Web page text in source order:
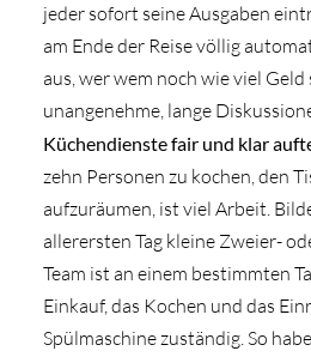
jeder sofort seine Ausgaben
am Ende der Reise völlig
aus, wer wem noch wie viel
unangenehme, lange
Küchendienste fair und klar
zehn Personen zu kochen, den
aufzuräumen, ist viel Arbeit.
allerersten Tag kleine Zweier-
Team ist an einem bestimmten
Einkauf, das Kochen und das
Spülmaschine zuständig. So